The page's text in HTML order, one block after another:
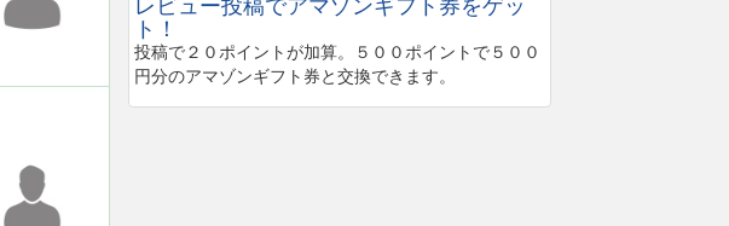
レビュー投稿でアマゾンギフト券をゲッ
ト！
投稿で２０ポイントが加算。５００ポイントで５００
円分のアマゾンギフト券と交換できます。